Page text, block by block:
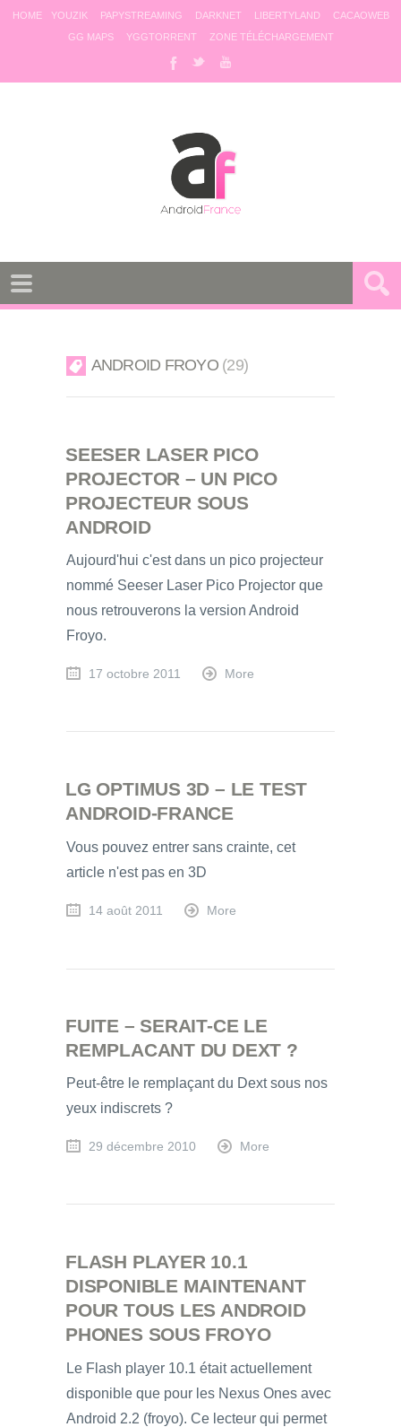
HOME YOUZIK PAPYSTREAMING DARKNET LIBERTYLAND
CACAOWEB
GG MAPS
YGGTORRENT ZONE TÉLÉCHARGEMENT
ANDROID FROYO 29
SEESER LASER PICO
PROJECTOR – UN PICO
PROJECTEUR SOUS
ANDROID
Aujourd'hui c'est dans un pico projecteur
nommé Seeser Laser Pico Projector que
nous retrouverons la version Android
Froyo.
17 octobre 2011 More
LG OPTIMUS 3D – LE TEST
ANDROID-FRANCE
Vous pouvez entrer sans crainte, cet
article n'est pas en 3D
14 août 2011 More
FUITE – SERAIT-CE LE
REMPLACANT DU DEXT ?
Peut-être le remplaçant du Dext sous nos
yeux indiscrets ?
29 décembre 2010 More
FLASH PLAYER 10.1
DISPONIBLE MAINTENANT
POUR TOUS LES ANDROID
PHONES SOUS FROYO
Le Flash player 10.1 était actuellement
disponible que pour les Nexus Ones avec
Android 2.2 (froyo). Ce lecteur qui permet